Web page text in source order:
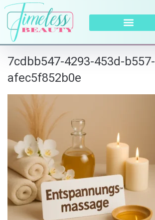
7cdbb547-4293-453d-b557-
afec5f852b0e